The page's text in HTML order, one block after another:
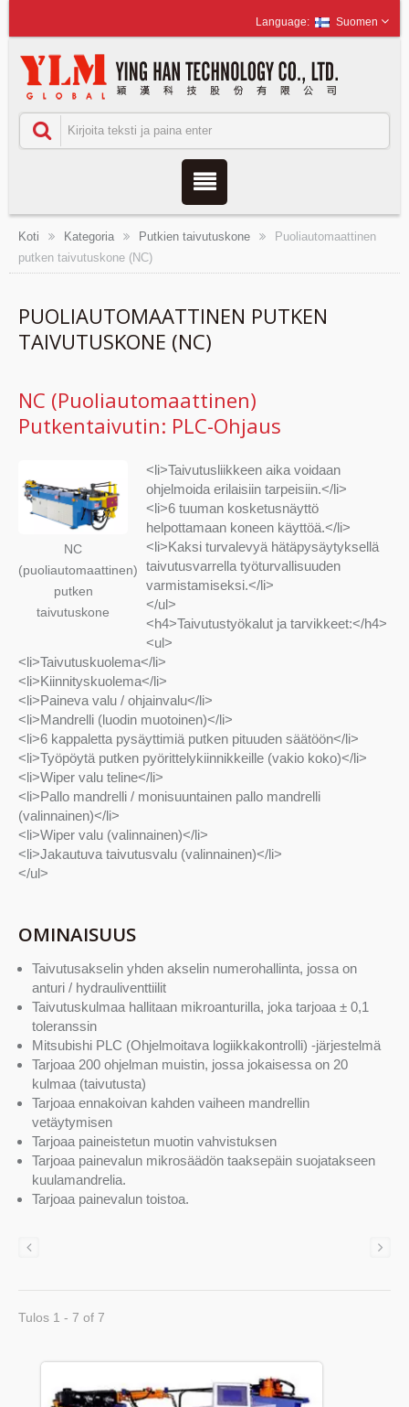
Suomen
Koti Kategoria Putkien taivutuskone
Puoliautomaattinen
putken taivutuskone (NC)
PUOLIAUTOMAATTINEN PUTKEN
TAIVUTUSKONE (NC)
NC (Puoliautomaattinen)
Putkentaivutin: PLC-Ohjaus
NC
(puoliautomaattinen)
putken
taivutuskone
<li>Taivutusliikkeen aika voidaan
ohjelmoida erilaisiin tarpeisiin.</li>
<li>6 tuuman kosketusnäyttö
helpottamaan koneen käyttöä.</li>
<li>Kaksi turvalevyä hätäpysäytyksellä
taivutusvarrella työturvallisuuden
varmistamiseksi.</li>
</ul>
<h4>Taivutustyökalut ja tarvikkeet:</h4>
<ul>
<li>Taivutuskuolema</li>
<li>Kiinnityskuolema</li>
<li>Paineva valu / ohjainvalu</li>
<li>Mandrelli (luodin muotoinen)</li>
<li>6 kappaletta pysäyttimiä putken pituuden säätöön</li>
<li>Työpöytä putken pyörittelykiinnikkeille (vakio koko)</li>
<li>Wiper valu teline</li>
<li>Pallo mandrelli / monisuuntainen pallo mandrelli
(valinnainen)</li>
<li>Wiper valu (valinnainen)</li>
<li>Jakautuva taivutusvalu (valinnainen)</li>
</ul>
OMINAISUUS
Taivutusakselin yhden akselin numerohallinta, jossa on
anturi / hydrauliventtiilit
Taivutuskulmaa hallitaan mikroanturilla, joka tarjoaa ± 0,1
toleranssin
Mitsubishi PLC (Ohjelmoitava logiikkakontrolli) -järjestelmä
Tarjoaa 200 ohjelman muistin, jossa jokaisessa on 20
kulmaa (taivutusta)
Tarjoaa ennakoivan kahden vaiheen mandrellin
vetäytymisen
Tarjoaa paineistetun muotin vahvistuksen
Tarjoaa painevalun mikrosäädön taaksepäin suojatakseen
kuulamandrelia.
Tarjoaa painevalun toistoa.
Tulos 1 - 7 of 7